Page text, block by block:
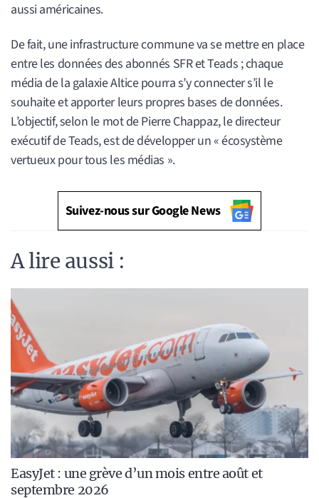
aussi américaines.
De fait, une infrastructure commune va se mettre en place
entre les données des abonnés SFR et Teads ; chaque
média de la galaxie Altice pourra s’y connecter s’il le
souhaite et apporter leurs propres bases de données.
L’objectif, selon le mot de Pierre Chappaz, le directeur
exécutif de Teads, est de développer un « écosystème
vertueux pour tous les médias ».
Suivez-nous sur Google News
A lire aussi :
EasyJet : une grève d’un mois entre août et
septembre 2026